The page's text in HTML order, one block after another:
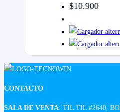
$10.900
CONTACTO
SALA DE VENTA: TIL TIL #2640,